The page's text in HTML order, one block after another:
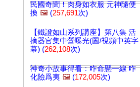
民國奇聞！肉身如衣服 元神隨便
換 🖼️ (257,691次)
【鐵證如山系列講座】第八集 活
摘器官集中營曝光(圖/視頻中英字
幕) (262,108次)
神奇小故事得看：咋命懸一線 咋
化險爲夷 🖼️ (172,005次)